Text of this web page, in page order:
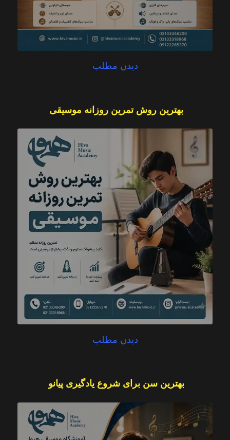
دیدن مطلب
بهترین روش تمرین روزانه موسیقی
دیدن مطلب
بهترین سن برای شروع یادگیری پیانو